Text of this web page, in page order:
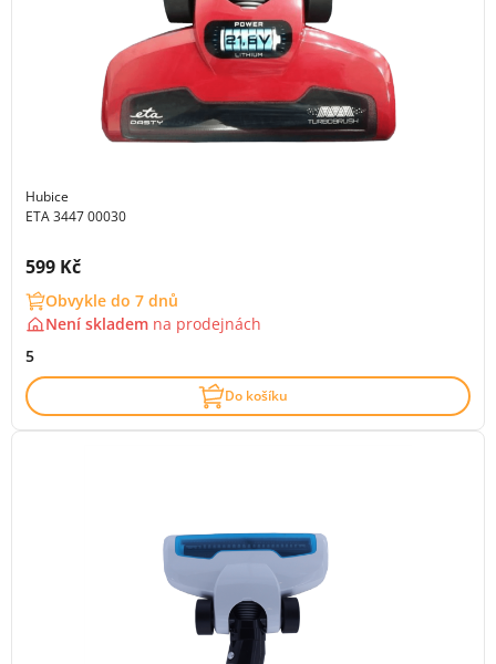
Hubice
ETA 3447 00030
Cena s DPH:
599 Kč
Obvykle do 7 dnů
Není skladem na prodejnách
5
Do košíku